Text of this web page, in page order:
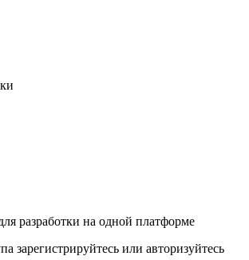
разработки на одной платформе
зарегистрируйтесь или авторизуйтесь